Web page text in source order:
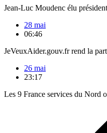
Jean-Luc Moudenc élu
28 mai
06:46
JeVeuxAider.gouv.fr rend la
26 mai
23:17
Les 9 France services du Nord